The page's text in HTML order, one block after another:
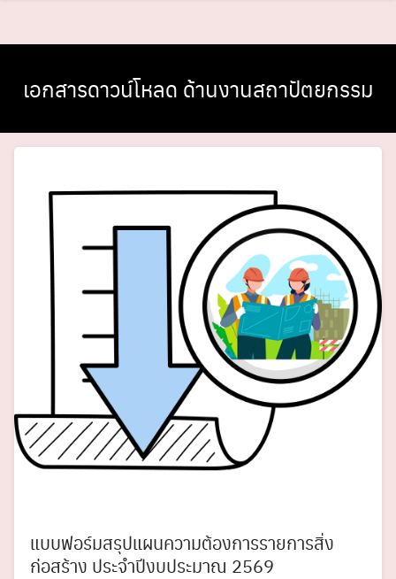
เอกสารดาวน์โหลด ด้านงานสถาปัตยกรรม
แบบฟอร์มสรุปแผนความต้องการรายการสิ่ง
ก่อสร้าง ประจำปีงบประมาณ 2569